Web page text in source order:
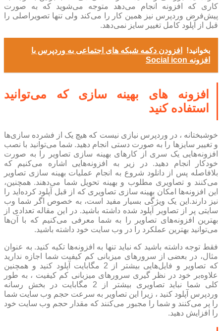
کاری که افزونه انجام می‌دهد متوجه می‌شوید که به صورت
پیش‌فرض وردپرس نیز همین کار را می‌کند ولی تنها تصویراصلی را
قبل از آپلود کامل تغییر سایز نمی‌دهد.
بخوانید!
افزودن دکمه شبکه های اجتماعی به وردپرس با
افزونه Social icon
افزونه های بهینه سازی که می‌توانید
استفاده کنید
خوشبختانه ، در وردپرس نیازی نیست که هیچ یک از فشرده سازی‌ها
و تغییر سایزها را به صورت دستی انجام دهید. شما می‌توانید با نصب
افزونه‌هایی یک سری از کار‌های بهینه سازی تصاویر را به صورت
خودکار انجام دهید. در زیر به افزونه‌هایی اشاره می‌کنیم که
بلافاصله پس از دانلود شروع به انجام عملیات بهینه سازی تصاویر
می‌کنند و تصاویری مطلوب و بهینه تحویل شما می‌دهند. همچنین‌،
این افزونه‌ها امکان بهینه سازی تصاویری که از قبل آپلود کرده‌اید را
نیز دارند.این یک ویژگی بسیار مفید است، به خصوص اگر شما وب
سایتی پر از تصاویر آپلود‌ شده داشته باشید. در این مقاله تعدادی از
بهترین افزونه‌های تصاویر را به شما معرفی می‌کنیم که با آن‌ها
می‌توانید بهترین عملکرد را در وب سایت خود داشته باشید.
فقط توجه داشته باشید که نباید تنها به افزونه‌ها تکیه کنید. به عنوان
مثال، در بعضی از سرور‌های میزبانی کم کیفیت شما اجازه ندارید
که تصاویر و فایل‌هایی بیشتر از 2 مگابایت آپلود‌ کنید و همچنین
علاوه‌بر خود در نظر گیری سرور‌های میزبانی کم کیفیت ، به طور
کلی شما نباید تصاویری بیشتر از 2 مگابایت در بخش رسانه
وردپرس آپلود کنید ، زیرا این تصاویر به سرعت حجم وب سایت شما
را پر می‌کنند و شما را مجبور می‌کنند که مقدار حجم وب سایت خود
را افزایش دهید.